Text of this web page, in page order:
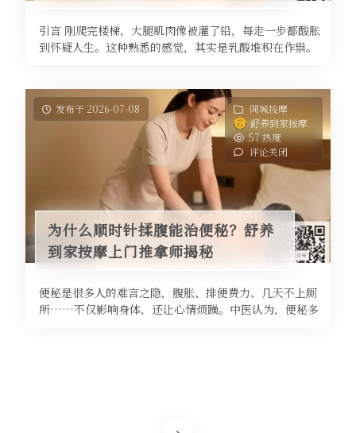
引言 刚爬完楼梯，大腿肌肉像被灌了铅，每走一步都酸胀
到怀疑人生。这种熟悉的感觉，其实是乳酸堆积在作祟。
发布于 2026-07-08
同城按摩
舒养到家按摩
57 热度
评论关闭
为什么顺时针揉腹能治便秘？舒养
到家按摩上门推拿师揭秘
便秘是很多人的难言之隐，腹胀、排便费力、几天不上厕
所……不仅影响身体，还让心情烦躁。中医认为，便秘多